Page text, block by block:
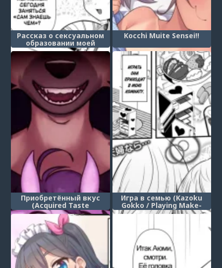
Рассказ о сексуальном
образовании моей
племянницы (My niece
and her fun sex-
development record)
Kocchi Muite Sensei!!
Приобретённый вкус
(Acquired Taste
(Ongoing))
Игра в семью (Kazoku
Gokko / Playing Make-
Believe Family)